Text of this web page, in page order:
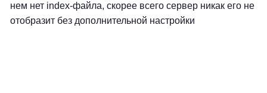
нем нет index-файла, скорее всего сервер никак его не
отобразит без дополнительной настройки